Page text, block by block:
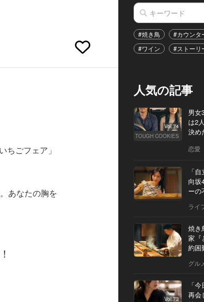
ちごフェア」
あなたの胸を
#焼き鳥 #カウンタ
#ワイン
#ストーリ
人気の記事
Vol.74
TOUGH COOKIES
男女
は2
決め
恋愛
「
向坂
ーの
ライ
焼き
家『
約困
グル
Vol.73
「
再会